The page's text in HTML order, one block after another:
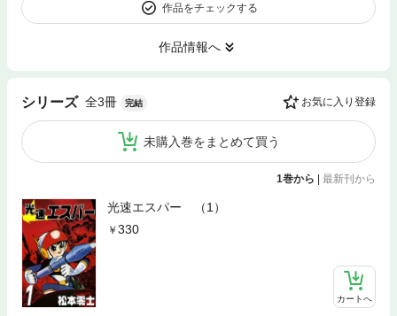
作品をチェックする
作品情報へ
シリーズ 全3冊 完結 お気に入り登録
未購入巻をまとめて買う
1巻から 最新刊から
光速エスパー （1）
330
カートへ